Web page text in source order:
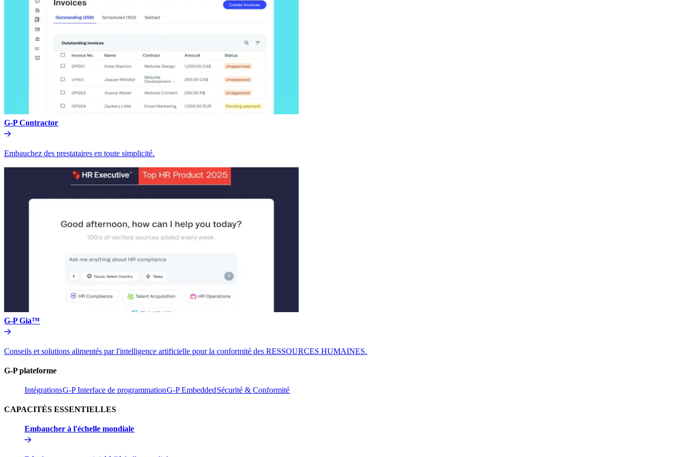
G-P Contractor​​
Embauchez des prestataires en toute simplicité.​​
G-P Gia™​​
Conseils et solutions alimentés par l'intelligence artificielle pour la conformité des RESSOURCES HUMAINES.​​
G-P plateforme​​
Intégrations​​G-P Interface de programmation​​G-P Embedded​​Sécurité & Conformité​​
CAPACITÉS ESSENTIELLES​​
Embaucher à l'échelle mondiale​​